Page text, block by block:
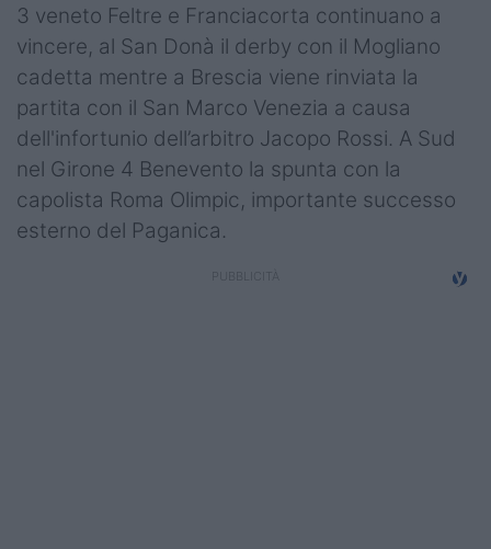
Serie A Elite
Campionati
Serie A
Serie B
Serie C
3 veneto Feltre e Franciacorta continuano a
vincere, al San Donà il derby con il Mogliano
cadetta mentre a Brescia viene rinviata la
partita con il San Marco Venezia a causa
dell'infortunio dell’arbitro Jacopo Rossi. A Sud
nel Girone 4 Benevento la spunta con la
capolista Roma Olimpic, importante successo
esterno del Paganica.